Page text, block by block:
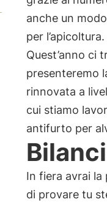
anche un
per
Quest’anno ci
presenteremo
rinnovata a
cui stiamo
antifurto per
In fiera avrai
di provare tu